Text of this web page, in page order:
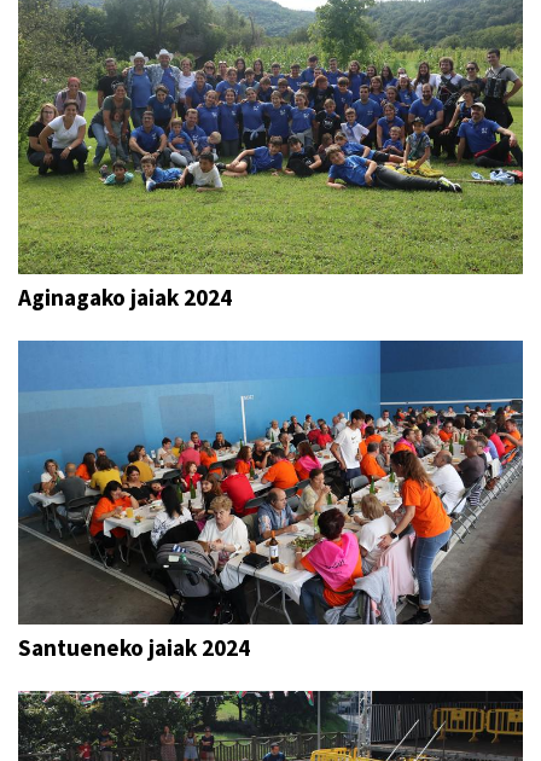
Aginagako jaiak 2024
Santueneko jaiak 2024